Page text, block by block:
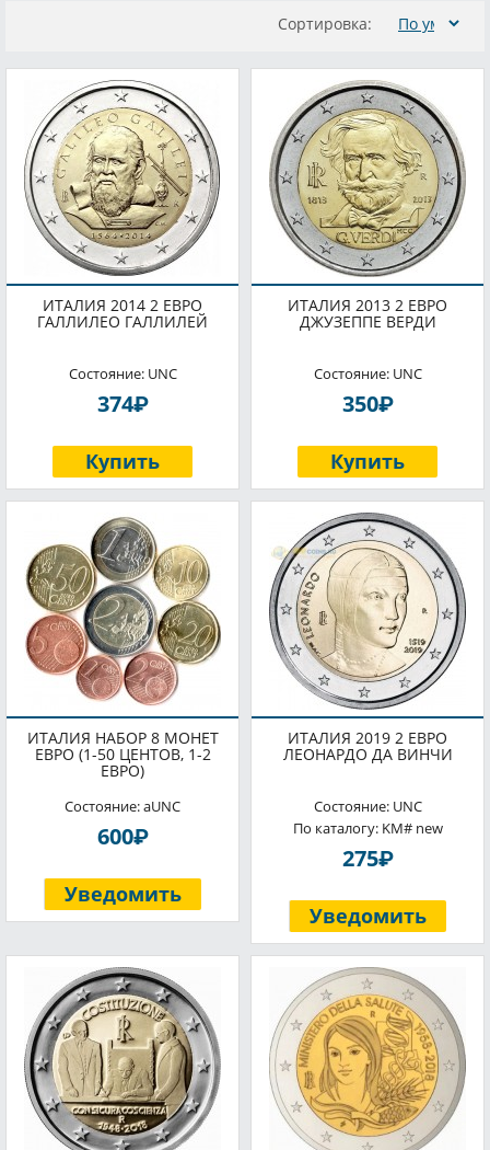
Сортировка:
ИТАЛИЯ 2014 2 ЕВРО
ГАЛЛИЛЕО ГАЛЛИЛЕЙ
Состояние: UNC
374P
Купить
ИТАЛИЯ 2013 2 ЕВРО
ДЖУЗЕППЕ ВЕРДИ
Состояние: UNC
350P
Купить
ИТАЛИЯ НАБОР 8 МОНЕТ
ЕВРО (1-50 ЦЕНТОВ, 1-2
ЕВРО)
Состояние: aUNC
600P
Уведомить
ИТАЛИЯ 2019 2 ЕВРО
ЛЕОНАРДО ДА ВИНЧИ
Состояние: UNC
По каталогу: KM# new
275P
Уведомить